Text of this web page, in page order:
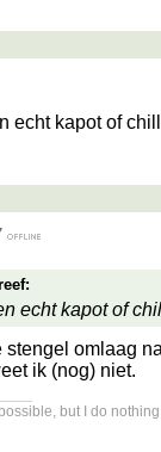
echt kapot of
echt kapot of
omlaag
ik (nog) niet.
but I do